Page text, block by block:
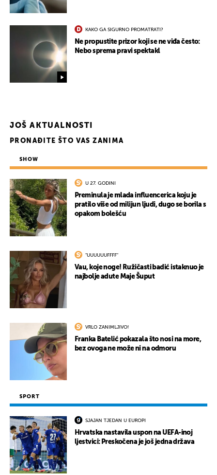
KAKO GA SIGURNO PROMATRATI?
Ne propustite prizor koji se ne viđa često:
Nebo sprema pravi spektakl
JOŠ AKTUALNOSTI
PRONAĐITE ŠTO VAS ZANIMA
SHOW
U 27. GODINI
Preminula je mlada influencerica koju je
pratilo više od milijun ljudi, dugo se borila s
opakom bolešću
"UUUUUUFFFF"
Vau, koje noge! Ružičasti badić istaknuo je
najbolje adute Maje Šuput
VRLO ZANIMLJIVO!
Franka Batelić pokazala što nosi na more,
bez ovoga ne može ni na odmoru
SPORT
SJAJAN TJEDAN U EUROPI
Hrvatska nastavila uspon na UEFA-inoj
ljestvici: Preskočena je još jedna država
UKLJUČITE NOTIFIKACIJE